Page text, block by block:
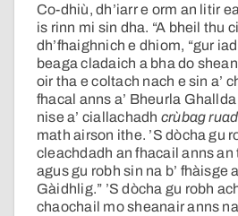
Co-dhiù, dh’iarr e orm an litir
is rinn mi sin dha. “A bheil thu
dh’fhaighnich e dhiom, “gur
beaga cladaich a bha do
oir tha e coltach nach e sin a’
fhacal anns a’ Bheurla
nise a’ ciallachadh crùbag
math airson ithe. ’S dòcha gu
cleachdadh an fhacail anns an
agus gu robh sin na b’ fhàisge
Gàidhlig.” ’S dòcha gu robh
chaochail mo sheanair anns